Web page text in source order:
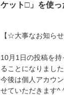
ケット□」を使っ
【☆大事なお知ら
10月1日の投稿を
ることになりました
今後は個人アカウ
せていただきます^